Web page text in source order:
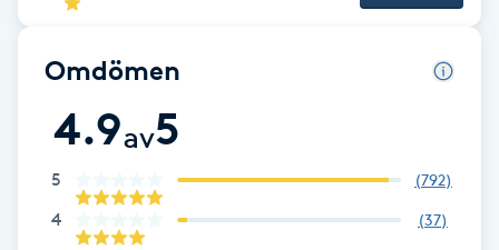
Enzympeeling
Extensions
Extensions borttagning
Eyeliner-tatuering
Omdömen
4.9av5
5 (792)
4 (37)